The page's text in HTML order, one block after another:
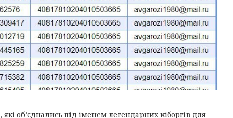
, які об’єднались під іменем легендарних кіборгів для